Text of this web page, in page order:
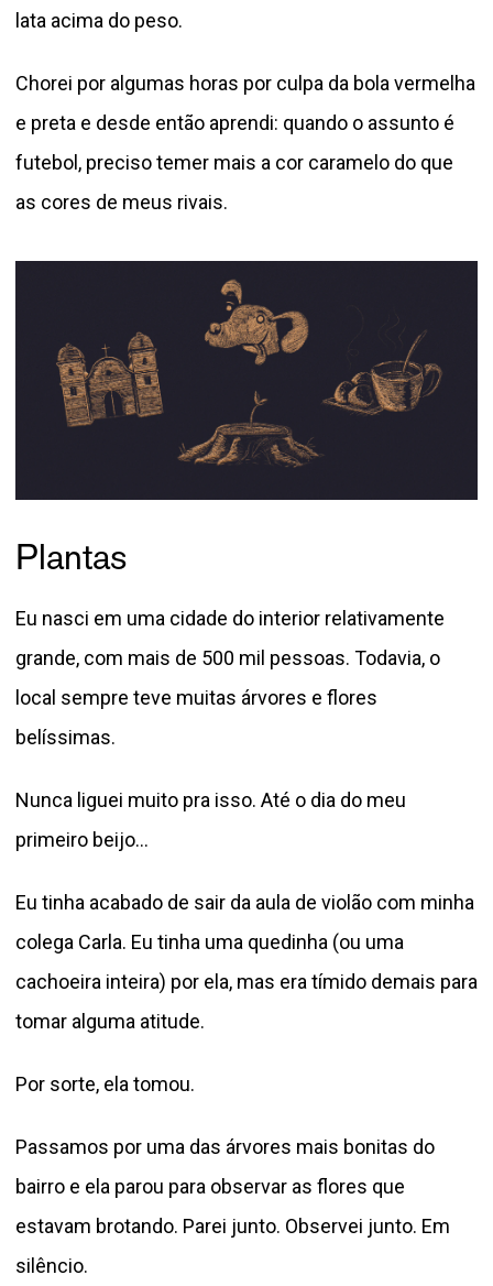
lata acima do peso.
Chorei por algumas horas por culpa da bola vermelha
e preta e desde então aprendi: quando o assunto é
futebol, preciso temer mais a cor caramelo do que
as cores de meus rivais.
Plantas
Eu nasci em uma cidade do interior relativamente
grande, com mais de 500 mil pessoas. Todavia, o
local sempre teve muitas árvores e flores
belíssimas.
Nunca liguei muito pra isso. Até o dia do meu
primeiro beijo…
Eu tinha acabado de sair da aula de violão com minha
colega Carla. Eu tinha uma quedinha (ou uma
cachoeira inteira) por ela, mas era tímido demais para
tomar alguma atitude.
Por sorte, ela tomou.
Passamos por uma das árvores mais bonitas do
bairro e ela parou para observar as flores que
estavam brotando. Parei junto. Observei junto. Em
silêncio.